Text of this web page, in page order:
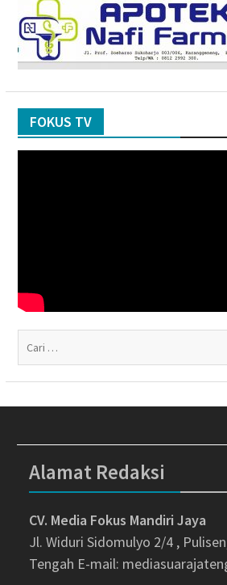
FOKUS TV
Alamat Redaksi
CV. Media Fokus Mandiri Jaya
Jl. Widuri Sidomulyo 2/4 ,
Tengah E-mail: